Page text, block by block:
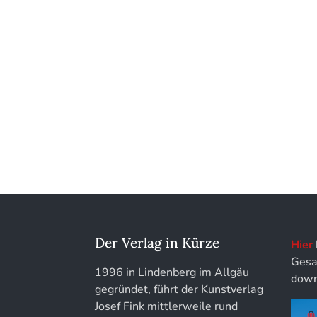
Der Verlag in Kürze
1996 in Lindenberg im Allgäu
gegründet, führt der Kunstverlag
Josef Fink mittlerweile rund
Hier